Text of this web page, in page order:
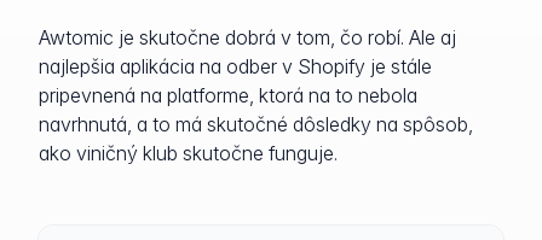
Awtomic je skutočne dobrá v tom, čo robí. Ale aj
najlepšia aplikácia na odber v Shopify je stále
pripevnená na platforme, ktorá na to nebola
navrhnutá, a to má skutočné dôsledky na spôsob,
ako viničný klub skutočne funguje.